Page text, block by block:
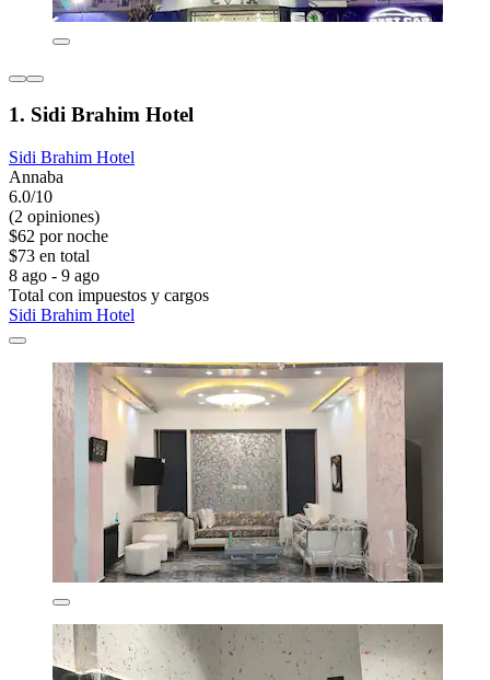
1. Sidi Brahim Hotel
Sidi Brahim Hotel
Annaba
6.0/10
(2 opiniones)
$62 por noche
$73 en total
8 ago - 9 ago
Total con impuestos y cargos
Sidi Brahim Hotel